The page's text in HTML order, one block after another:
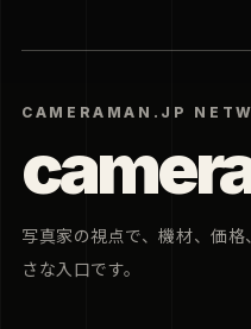
CAMERAMAN.JP
写真家の視点で、機材、価
さな入口です。